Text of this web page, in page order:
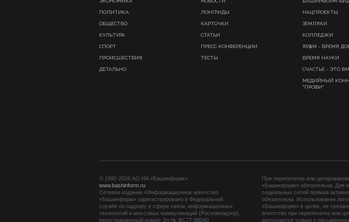
ПОЛИТИКА
ОБЩЕСТВО
КУЛЬТУРА
СПОРТ
ПРОИСШЕСТВИЯ
ДЕТАЛЬНО
ЛОНГРИДЫ
КАРТОЧКИ
СТАТЬИ
ПРЕСС-КОНФЕРЕНЦИИ
ТЕСТЫ
НАЦПРОЕКТЫ
ЗЕМЛЯКИ
КОЛЛЕДЖИ
ЯРҘАМ - ВРЕМЯ
ВРЕМЯ НАУКИ
СЧАСТЬЕ - ЭТО
МЕДИЙНЫЙ
"ПРОФИ"
© 1992-2026 АО ИА «Башинформ».
www.bashinform.ru
Сетевое издание «Информационное агентство
«Башинформ» зарегистрировано в Федеральной
службе по надзору в сфере связи, информационных
технологий и массовых коммуникаций (Роскомнадзор),
регистрационный номер Эл № ФС77-88040
При перепечатке или
«Башинформ» обязательна. Для
социальных сетей прямая
обязательна. Использование
«Башинформ» в целях, не
агентство при перепечатке или
допускается только с